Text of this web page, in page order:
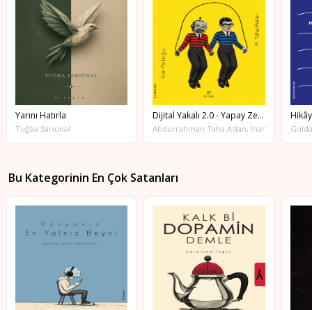
Yarını Hatırla
Tuğba Sarıünal
Dijital Yakalı 2.0 - Yapay Zekâ & İnsan İşbirliğiyle
Abdurrahman Taha Aslan, İnan Acılıoğlu
Bu Kategorinin En Çok Satanları